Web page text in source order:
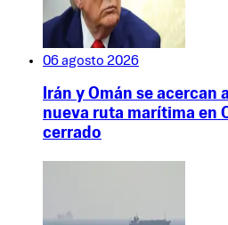
06 agosto 2026
Irán y Omán se acercan
nueva ruta marítima en
cerrado